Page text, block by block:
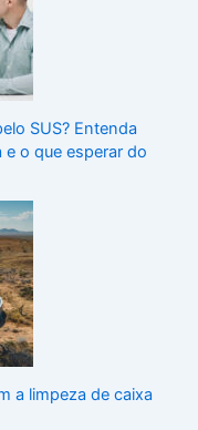
SUS? Entenda
o que esperar do
a limpeza de caixa